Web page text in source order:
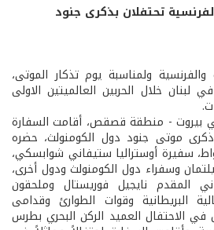
تحتفلان بذكرى جنود
والفرنسية ولمناسبة يوم تذكار الموتى،
لبنان خلال الحربين العالميتين الاولى
بيروت - منطقة قصقص، أقامت السفارة
ذكرى موتى جنود دول الكومنولث، حضره
سفيرة أوستراليا ستيفاني شوابسكي،
وسفراء دول الكومنولث ودول أخرى،
المقدم نايجيل فوريستال وملحقون
البريطانية وقوات الطوارئ وقدامى
في الاحتفال العميد الركن البحري بطرس